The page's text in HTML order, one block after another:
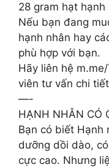
28 gram hạt hạnh
Nếu bạn đang
hạnh nhân hay
phù hợp với bạn.
Hãy liên hệ
viên tư vấn chi
—-
HẠNH NHÂN CÓ
Bạn có biết Hạnh
dưỡng dồi dào,
cực cao. Nhưng